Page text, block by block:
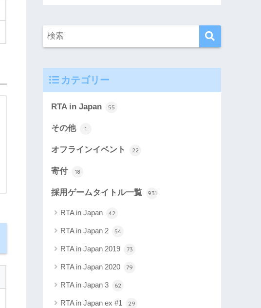
カテゴリー
RTA in Japan 55
その他 1
オフラインイベント 22
寄付 18
採用ゲームタイトル一覧 931
RTA in Japan 42
RTA in Japan 2 54
RTA in Japan 2019 73
RTA in Japan 2020 79
RTA in Japan 3 62
RTA in Japan ex #1 29